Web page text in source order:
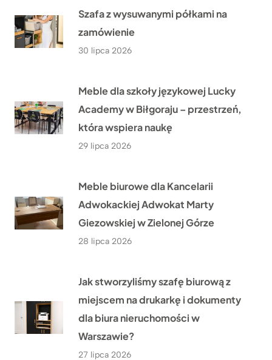
Szafa z wysuwanymi półkami na
zamówienie
30 lipca 2026
Meble dla szkoły językowej Lucky
Academy w Biłgoraju – przestrzeń,
która wspiera naukę
29 lipca 2026
Meble biurowe dla Kancelarii
Adwokackiej Adwokat Marty
Giezowskiej w Zielonej Górze
28 lipca 2026
Jak stworzyliśmy szafę biurową z
miejscem na drukarkę i dokumenty
dla biura nieruchomości w
Warszawie?
27 lipca 2026